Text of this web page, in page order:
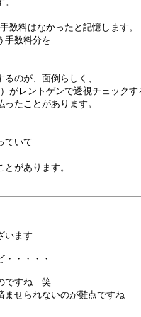
数料はなかったと記憶します。
手数料分を
のが、面倒らしく、
がレントゲンで透視チェックす
たことがあります。
ていて
があります。
います
・・・・・
ですね　笑
ませられないのが難点ですね